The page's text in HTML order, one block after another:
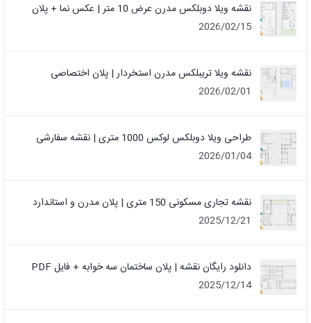
نقشه ویلا دوبلکس مدرن عرض 10 متر | عکس نما + پلان
2026/02/15
نقشه ویلا تریبلکس مدرن استخردار | پلان اختصاصی
2026/02/01
طراحی ویلا دوبلکس لوکس 1000 متری | نقشه سفارشی
2026/01/04
نقشه تجاری مسکونی 150 متری | پلان مدرن و استاندارد
2025/12/21
دانلود رایگان نقشه | پلان ساختمان سه خوابه + فایل PDF
2025/12/14